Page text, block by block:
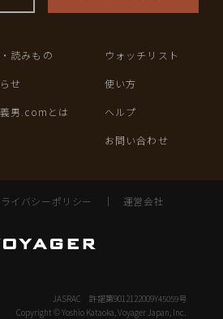
読みもの
せ
男.comとは
ウォッチリスト
使い方
ヘルプ
お問い合わせ
イバシーポリシー ｜ 運営会社
JASRAC 許諾第9012122009Y45059号
Copyright © Yoshio Kataoka, Voyager Japan, Inc.